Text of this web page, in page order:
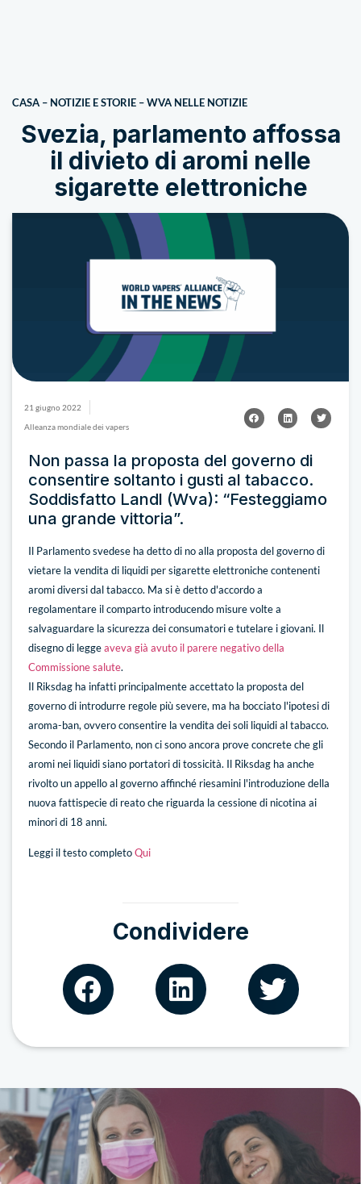
CASA – NOTIZIE E STORIE –WVA NELLE NOTIZIE
Svezia, parlamento affossa
il divieto di aromi nelle
sigarette elettroniche
21 giugno 2022
Alleanza mondiale dei vapers
Non passa la proposta del governo di
consentire soltanto i gusti al tabacco.
Soddisfatto Landl (Wva): “Festeggiamo
una grande vittoria”.
Il Parlamento svedese ha detto di no alla proposta del governo di
vietare la vendita di liquidi per sigarette elettroniche contenenti
aromi diversi dal tabacco. Ma si è detto d'accordo a
regolamentare il comparto introducendo misure volte a
salvaguardare la sicurezza dei consumatori e tutelare i giovani. Il
disegno di leggeaveva già avuto il parere negativo della
Commissione salute.
Il Riksdag ha infatti principalmente accettato la proposta del
governo di introdurre regole più severe, ma ha bocciato l'ipotesi di
aroma-ban, ovvero consentire la vendita dei soli liquidi al tabacco.
Secondo il Parlamento, non ci sono ancora prove concrete che gli
aromi nei liquidi siano portatori di tossicità. Il Riksdag ha anche
rivolto un appello al governo affinché riesamini l'introduzione della
nuova fattispecie di reato che riguarda la cessione di nicotina ai
minori di 18 anni.
Leggi il testo completoQui
Condividere